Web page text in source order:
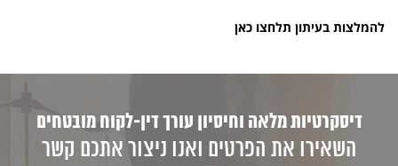
להמלצות בעיתון תלחצו כאן
דיסקרטיות מלאה וחיסיון עורך דין-לקוח מובטחים
השאירו את הפרטים ואנו ניצור אתכם קשר